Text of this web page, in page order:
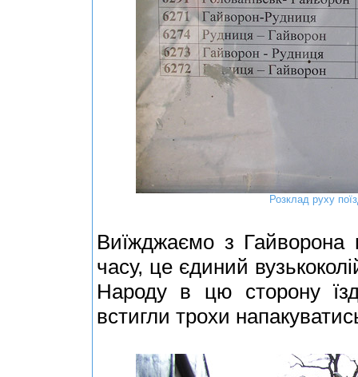
Розклад руху
Виїжджаємо з
часу, це єдиний
Народу в цю сторону
встигли трохи